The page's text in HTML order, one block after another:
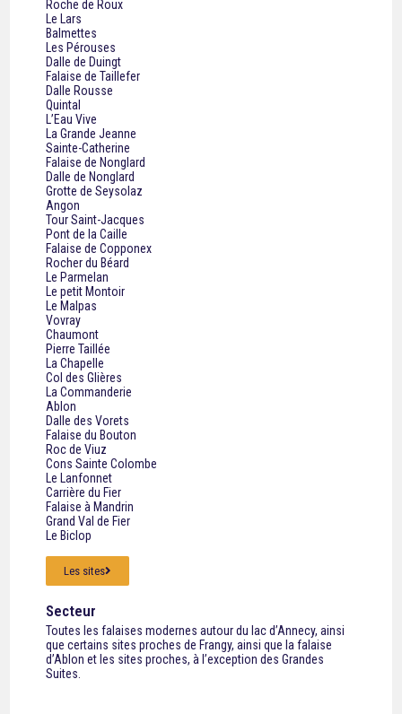
Roche de Roux
Le Lars
Balmettes
Les Pérouses
Dalle de Duingt
Falaise de Taillefer
Dalle Rousse
Quintal
L’Eau Vive
La Grande Jeanne
Sainte-Catherine
Falaise de Nonglard
Dalle de Nonglard
Grotte de Seysolaz
Angon
Tour Saint-Jacques
Pont de la Caille
Falaise de Copponex
Rocher du Béard
Le Parmelan
Le petit Montoir
Le Malpas
Vovray
Chaumont
Pierre Taillée
La Chapelle
Col des Glières
La Commanderie
Ablon
Dalle des Vorets
Falaise du Bouton
Roc de Viuz
Cons Sainte Colombe
Le Lanfonnet
Carrière du Fier
Falaise à Mandrin
Grand Val de Fier
Le Biclop
Les sites
Secteur
Toutes les falaises modernes autour du lac d’Annecy, ainsi
que certains sites proches de Frangy, ainsi que la falaise
d’Ablon et les sites proches, à l’exception des Grandes
Suites.